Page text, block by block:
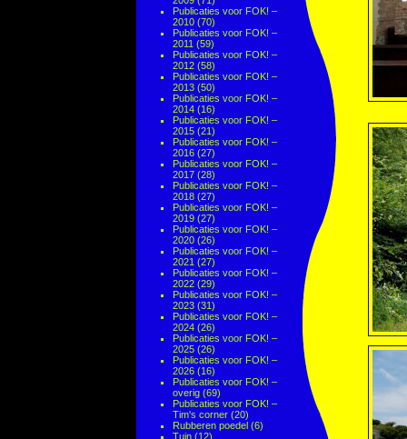
Publicaties voor FOK! –
2010 (70)
Publicaties voor FOK! –
2011 (59)
Publicaties voor FOK! –
2012 (58)
Publicaties voor FOK! –
2013 (50)
Publicaties voor FOK! –
2014 (16)
Publicaties voor FOK! –
2015 (21)
Publicaties voor FOK! –
2016 (27)
Publicaties voor FOK! –
2017 (28)
Publicaties voor FOK! –
2018 (27)
Publicaties voor FOK! –
2019 (27)
Publicaties voor FOK! –
2020 (26)
Publicaties voor FOK! –
2021 (27)
Publicaties voor FOK! –
2022 (29)
Publicaties voor FOK! –
2023 (31)
Publicaties voor FOK! –
2024 (26)
Publicaties voor FOK! –
2025 (26)
Publicaties voor FOK! –
2026 (16)
Publicaties voor FOK! –
overig (69)
Publicaties voor FOK! –
Tim's corner (20)
Rubberen poedel (6)
Tuin (12)